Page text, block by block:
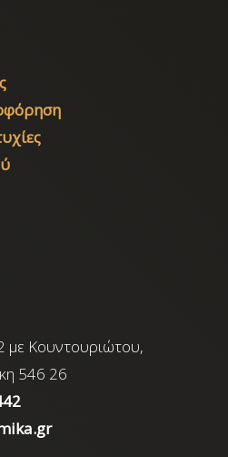
με Κουντουριώτου,
546 26